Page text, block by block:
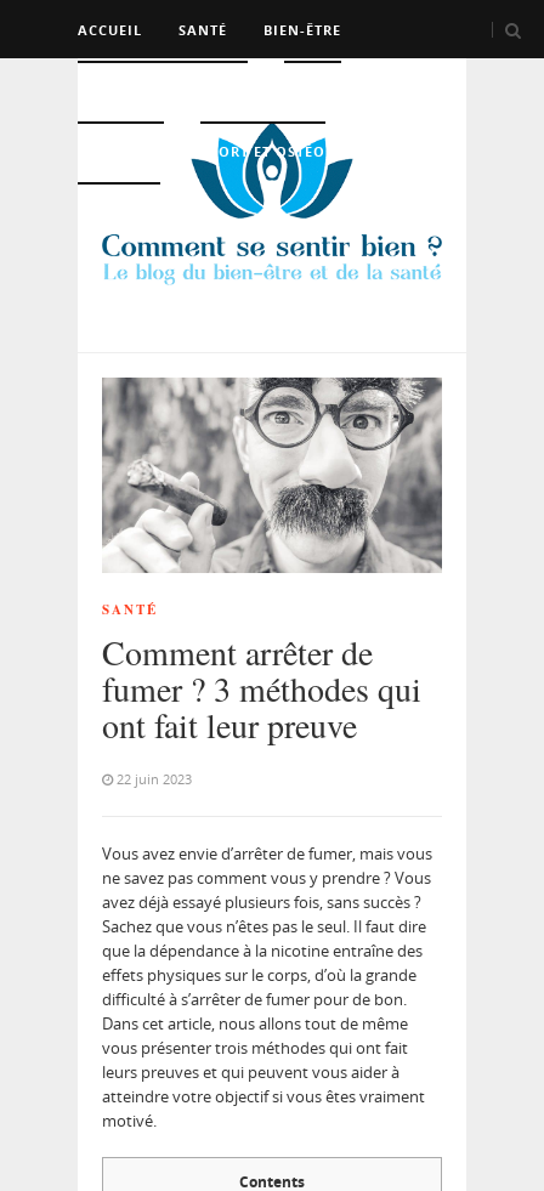
ACCUEIL SANTÉ BIEN-ÊTRE
SPORT ET OSTÉO
SANTÉ
Comment arrêter de
fumer ? 3 méthodes qui
ont fait leur preuve
22 juin 2023
Vous avez envie d’arrêter de fumer, mais vous
ne savez pas comment vous y prendre ? Vous
avez déjà essayé plusieurs fois, sans succès ?
Sachez que vous n’êtes pas le seul. Il faut dire
que la dépendance à la nicotine entraîne des
effets physiques sur le corps, d’où la grande
difficulté à s’arrêter de fumer pour de bon.
Dans cet article, nous allons tout de même
vous présenter trois méthodes qui ont fait
leurs preuves et qui peuvent vous aider à
atteindre votre objectif si vous êtes vraiment
motivé.
Contents